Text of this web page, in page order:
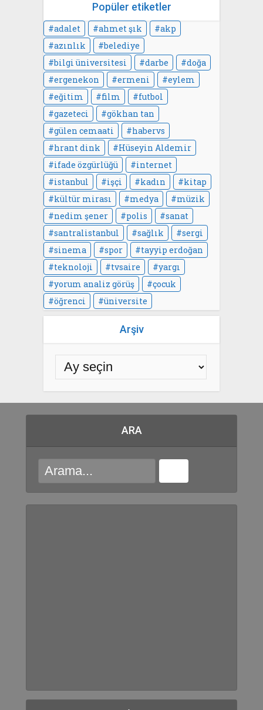
Popüler etiketler
adalet ahmet şık
akp
azınlık
belediye
bilgi üniversitesi
darbe
doğa
ergenekon
ermeni
eylem
eğitim
film
futbol
gazeteci
gökhan tan
gülen cemaati
habervs
hrant dink
Hüseyin Aldemir
ifade özgürlüğü
internet
istanbul
işçi kadın
kitap
kültür mirası
medya
müzik
nedim şener
polis
sanat
santralistanbul
sağlık
sergi
sinema
spor
tayyip erdoğan
teknoloji
tvsaire
yargı
yorum analiz görüş
çocuk
öğrenci
üniversite
Arşiv
ARA